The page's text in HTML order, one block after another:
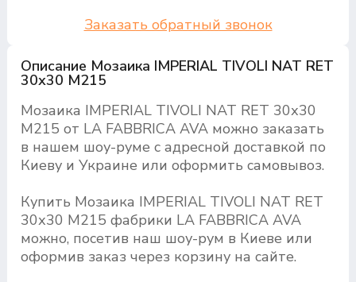
Описание Мозаика IMPERIAL TIVOLI NAT RET
30х30 M215
Мозаика IMPERIAL TIVOLI NAT RET 30х30
M215 от LA FABBRICA AVA можно заказать
в нашем шоу-руме с адресной доставкой по
Киеву и Украине или оформить самовывоз.
Купить Мозаика IMPERIAL TIVOLI NAT RET
30х30 M215 фабрики LA FABBRICA AVA
можно, посетив наш шоу-рум в Киеве или
оформив заказ через корзину на сайте.
Заказать обратный звонок